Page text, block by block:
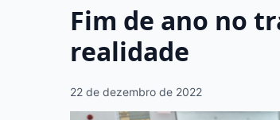
Fim de ano no
realidade
22 de dezembro de 2022